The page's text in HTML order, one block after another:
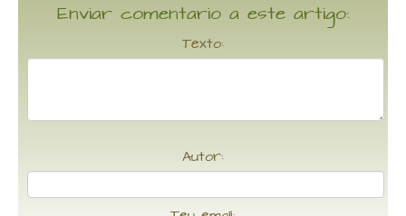
Enviar comentario a este artigo:
Texto:
Autor: